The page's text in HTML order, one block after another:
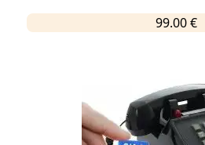
99.00 €